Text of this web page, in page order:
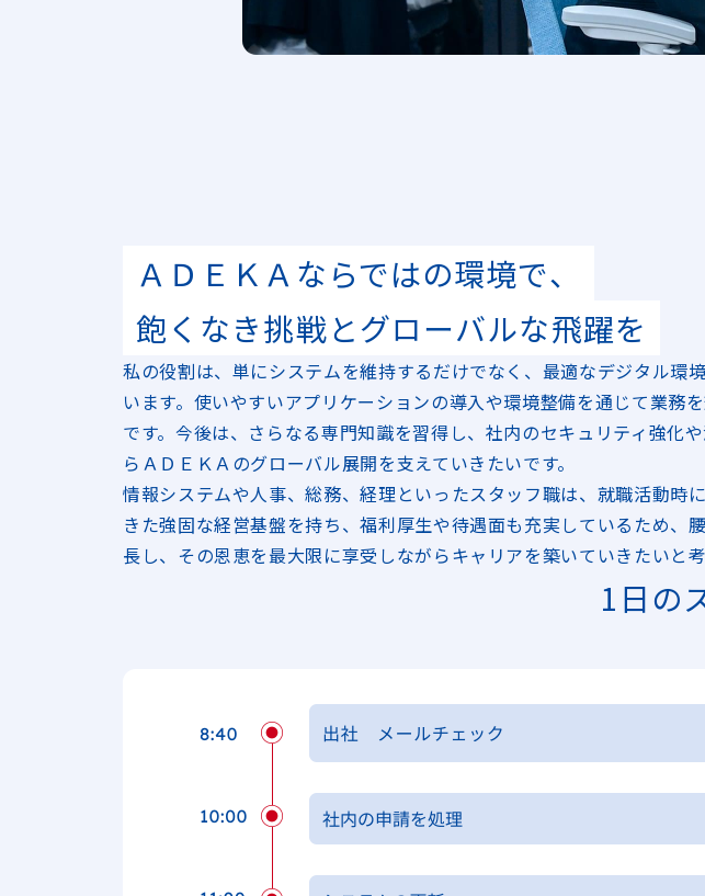
ＡＤＥＫＡならではの環境で、
飽くなき挑戦とグローバルな飛躍を
私の役割は、単にシステムを維持するだけでなく、最適なデジタル環
います。使いやすいアプリケーションの導入や環境整備を通じて業
です。今後は、さらなる専門知識を習得し、社内のセキュリティ強
らＡＤＥＫＡのグローバル展開を支えていきたいです。
情報システムや人事、総務、経理といったスタッフ職は、就職活動時
きた強固な経営基盤を持ち、福利厚生や待遇面も充実しているため
長し、その恩恵を最大限に享受しながらキャリアを築いていきたいと考
1日の